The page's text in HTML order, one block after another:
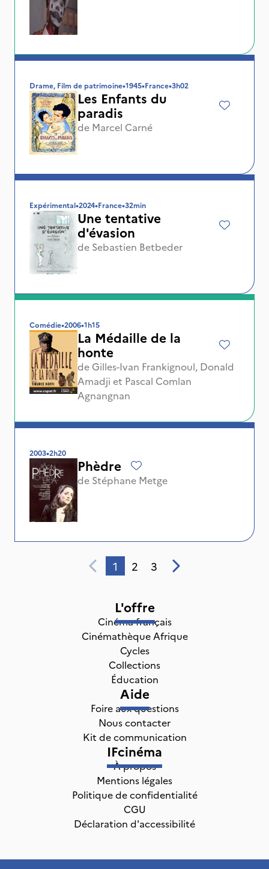
Drame, Film de patrimoine•1945•France•3h02
Les Enfants du
paradis
de Marcel Carné
Expérimental•2024•France•32min
Une tentative
d'évasion
de Sebastien Betbeder
Comédie•2006•1h15
La Médaille de la
honte
de Gilles-Ivan Frankignoul, Donald
Amadji et Pascal Comlan
Agnangnan
2003•2h20
Phèdre
de Stéphane Metge
1 2 3
L'offre
Cinéma français
Cinémathèque Afrique
Cycles
Collections
Éducation
Aide
Foire aux questions
Nous contacter
Kit de communication
IFcinéma
À propos
Mentions légales
Politique de confidentialité
CGU
Déclaration d'accessibilité